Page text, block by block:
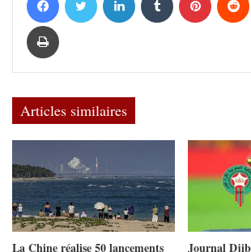
Articles similaires
La Chine réalise 50 lancements
Journal